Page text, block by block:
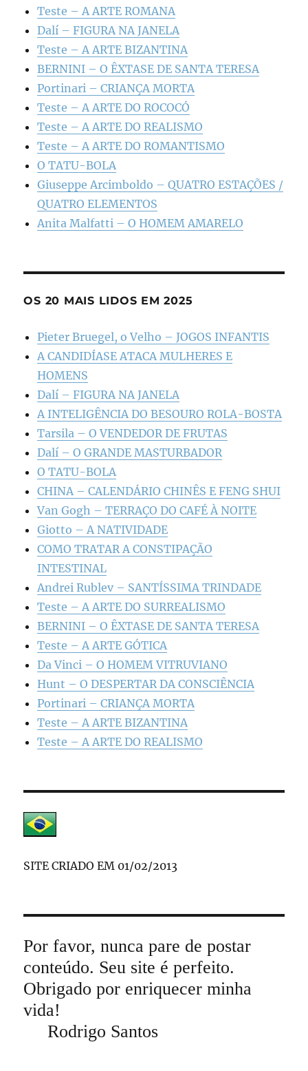
Teste – A ARTE ROMANA
Dalí – FIGURA NA JANELA
Teste – A ARTE BIZANTINA
BERNINI – O ÊXTASE DE SANTA TERESA
Portinari – CRIANÇA MORTA
Teste – A ARTE DO ROCOCÓ
Teste – A ARTE DO REALISMO
Teste – A ARTE DO ROMANTISMO
O TATU-BOLA
Giuseppe Arcimboldo – QUATRO ESTAÇÕES /
QUATRO ELEMENTOS
Anita Malfatti – O HOMEM AMARELO
OS 20 MAIS LIDOS EM 2025
Pieter Bruegel, o Velho – JOGOS INFANTIS
A CANDIDÍASE ATACA MULHERES E
HOMENS
Dalí – FIGURA NA JANELA
A INTELIGÊNCIA DO BESOURO ROLA-BOSTA
Tarsila – O VENDEDOR DE FRUTAS
Dalí – O GRANDE MASTURBADOR
O TATU-BOLA
CHINA – CALENDÁRIO CHINÊS E FENG SHUI
Van Gogh – TERRAÇO DO CAFÉ À NOITE
Giotto – A NATIVIDADE
COMO TRATAR A CONSTIPAÇÃO
INTESTINAL
Andrei Rublev – SANTÍSSIMA TRINDADE
Teste – A ARTE DO SURREALISMO
BERNINI – O ÊXTASE DE SANTA TERESA
Teste – A ARTE GÓTICA
Da Vinci – O HOMEM VITRUVIANO
Hunt – O DESPERTAR DA CONSCIÊNCIA
Portinari – CRIANÇA MORTA
Teste – A ARTE BIZANTINA
Teste – A ARTE DO REALISMO
SITE CRIADO EM 01/02/2013
Por favor, nunca pare de postar
conteúdo. Seu site é perfeito.
Obrigado por enriquecer minha
vida!
Rodrigo Santos